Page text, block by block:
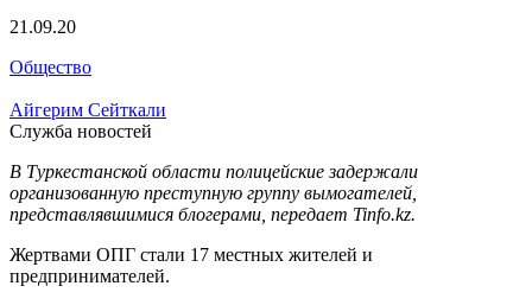
21.09.20
Общество
Айгерим Сейткали
Служба новостей
В Туркестанской области полицейские задержали
организованную преступную группу вымогателей,
представлявшимися блогерами, передает Tinfo.kz.
Жертвами ОПГ стали 17 местных жителей и
предпринимателей.